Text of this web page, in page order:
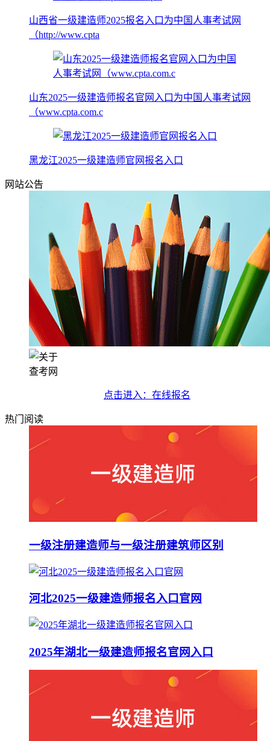
山西省一级建造师2025报名入口为中国人事考试网
（http://www.cpta
山东2025一级建造师报名官网入口为中国人事考试网
（www.cpta.com.c
黑龙江2025一级建造师官网报名入口
网站公告
查考网
点击进入：在线报名
热门阅读
一级注册建造师与一级注册建筑师区别
河北2025一级建造师报名入口官网
2025年湖北一级建造师报名官网入口